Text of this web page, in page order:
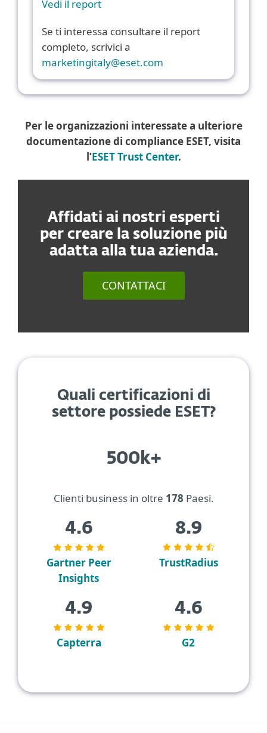
Vedi il report
Se ti interessa consultare il report
completo, scrivici a
marketingitaly@eset.com
Per le organizzazioni interessate a ulteriore
documentazione di compliance ESET, visita
l’ESET Trust Center.
Affidati ai nostri esperti
per creare la soluzione più
adatta alla tua azienda.
CONTATTACI
Quali certificazioni di
settore possiede ESET?
500k+
Clienti business in oltre 178 Paesi.
4.6
Gartner Peer
Insights
8.9
TrustRadius
4.9
Capterra
4.6
G2